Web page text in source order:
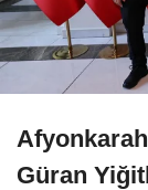
Güran